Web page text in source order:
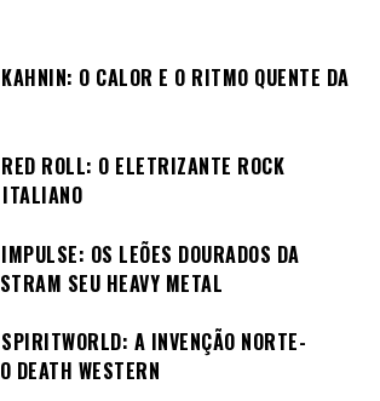
KAHNIN: O CALOR E O RITMO QUENTE DA
RED ROLL: O ELETRIZANTE ROCK
IMPULSE: OS LEÕES DOURADOS DA
SEU HEAVY METAL
SPIRITWORLD: A INVENÇÃO NORTE-
DEATH WESTERN